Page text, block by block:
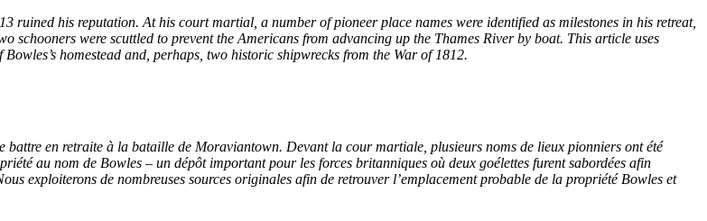
ruined his reputation. At his court martial, a number of pioneer place names were identified as milestones in his retreat,
schooners were scuttled to prevent the Americans from advancing up the Thames River by boat. This article uses
homestead and, perhaps, two historic shipwrecks from the War of 1812.
en retraite à la bataille de Moraviantown. Devant la cour martiale, plusieurs noms de lieux pionniers ont été
au nom de Bowles – un dépôt important pour les forces britanniques où deux goélettes furent sabordées afin
exploiterons de nombreuses sources originales afin de retrouver l’emplacement probable de la propriété Bowles et